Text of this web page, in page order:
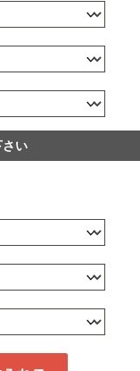
さい